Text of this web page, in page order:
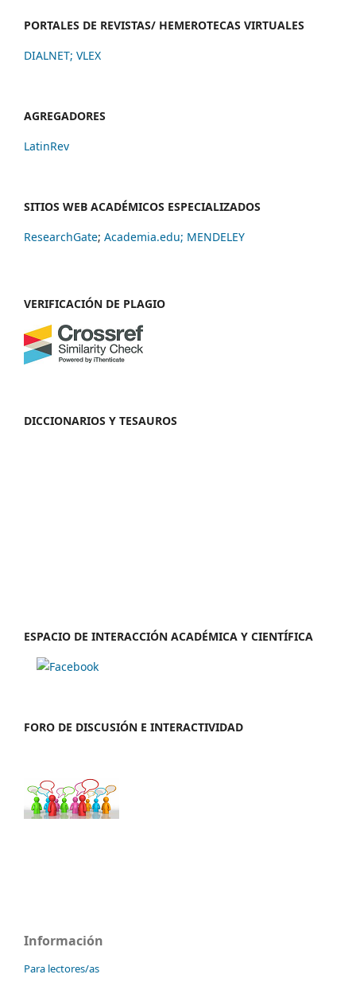
PORTALES DE REVISTAS/ HEMEROTECAS VIRTUALES
DIALNET; VLEX
AGREGADORES
LatinRev
SITIOS WEB ACADÉMICOS ESPECIALIZADOS
ResearchGate; Academia.edu; MENDELEY
VERIFICACIÓN DE PLAGIO
DICCIONARIOS Y TESAUROS
ESPACIO DE INTERACCIÓN ACADÉMICA Y CIENTÍFICA
FORO DE DISCUSIÓN E INTERACTIVIDAD
Información
Para lectores/as